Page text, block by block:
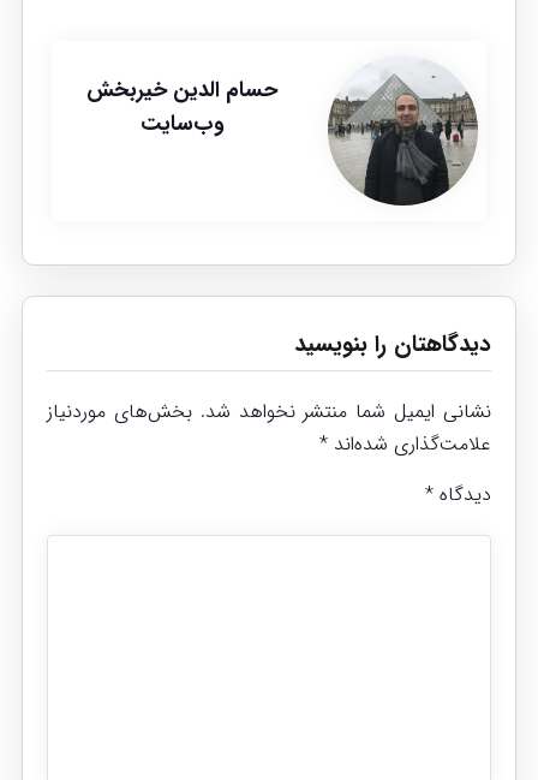
حسام الدین خیربخش
وب‌سایت
دیدگاهتان را بنویسید
نشانی ایمیل شما منتشر نخواهد شد. بخش‌های موردنیاز
علامت‌گذاری شده‌اند *
دیدگاه *